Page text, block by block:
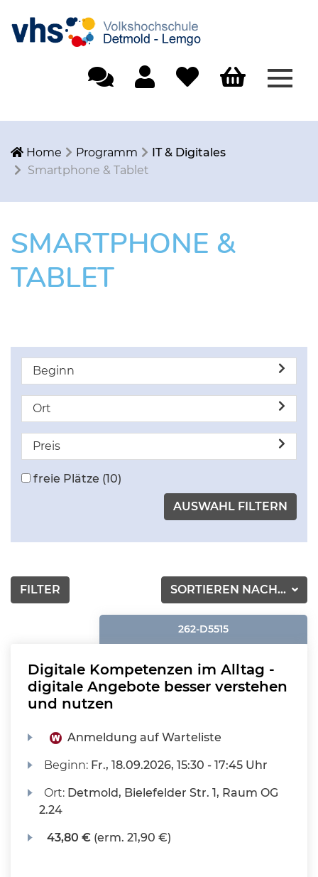
Home Programm
IT & Digitales
Smartphone & Tablet
SMARTPHONE &
TABLET
Beginn
Ort
Preis
freie Plätze (10)
SORTIEREN NACH...
FILTER
262-D5515
Digitale Kompetenzen im Alltag -
digitale Angebote besser verstehen
und nutzen
Anmeldung auf Warteliste
Beginn: Fr., 18.09.2026, 15:30 - 17:45 Uhr
Ort: Detmold, Bielefelder Str. 1, Raum OG
2.24
43,80 € (erm. 21,90 €)